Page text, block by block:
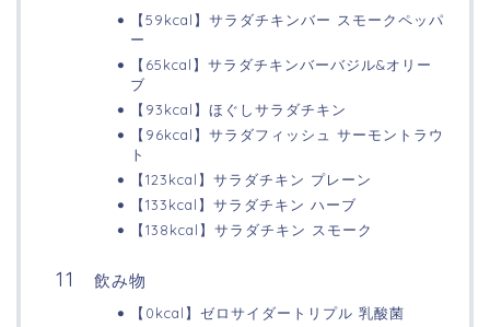
【59kcal】サラダチキンバー スモークペッパ
ー
【65kcal】サラダチキンバーバジル&オリー
ブ
【93kcal】ほぐしサラダチキン
【96kcal】サラダフィッシュ サーモントラウ
ト
【123kcal】サラダチキン プレーン
【133kcal】サラダチキン ハーブ
【138kcal】サラダチキン スモーク
飲み物
【0kcal】ゼロサイダートリプル 乳酸菌